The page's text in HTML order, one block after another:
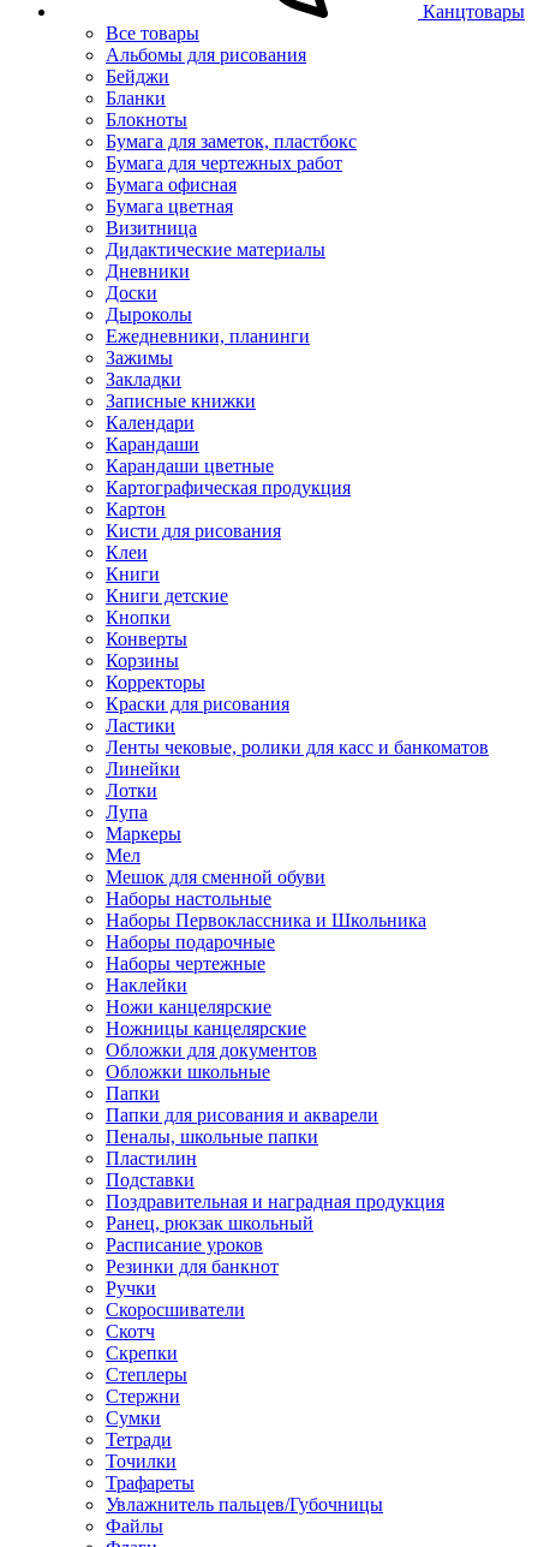
Канцтовары
Все товары
Альбомы для рисования
Бейджи
Бланки
Блокноты
Бумага для заметок, пластбокс
Бумага для чертежных работ
Бумага офисная
Бумага цветная
Визитница
Дидактические материалы
Дневники
Доски
Дыроколы
Ежедневники, планинги
Зажимы
Закладки
Записные книжки
Календари
Карандаши
Карандаши цветные
Картографическая продукция
Картон
Кисти для рисования
Клеи
Книги
Книги детские
Кнопки
Конверты
Корзины
Корректоры
Краски для рисования
Ластики
Ленты чековые, ролики для касс и банкоматов
Линейки
Лотки
Лупа
Маркеры
Мел
Мешок для сменной обуви
Наборы настольные
Наборы Первоклассника и Школьника
Наборы подарочные
Наборы чертежные
Наклейки
Ножи канцелярские
Ножницы канцелярские
Обложки для документов
Обложки школьные
Папки
Папки для рисования и акварели
Пеналы, школьные папки
Пластилин
Подставки
Поздравительная и наградная продукция
Ранец, рюкзак школьный
Расписание уроков
Резинки для банкнот
Ручки
Скоросшиватели
Скотч
Скрепки
Степлеры
Стержни
Сумки
Тетради
Точилки
Трафареты
Увлажнитель пальцев/Губочницы
Файлы